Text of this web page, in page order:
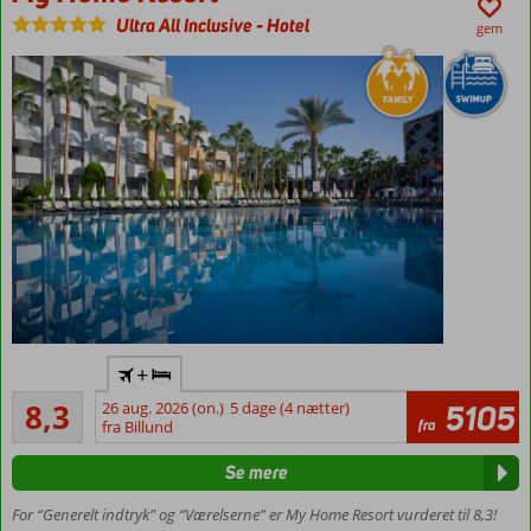
Værelser
med
plads til
5
Ultra All Inclusive-Hotel gem
til
Gazipasa
Masser af
for børn
8,3Meget godt
379
anmeldelser
+
26 aug. 2026 (on.) 5 dage (4 nætter)
fra Billund
fra 5105
For “Generelt indtryk” og “Værelserne” er My Home Resort vurderet til 8,3!
Se mere